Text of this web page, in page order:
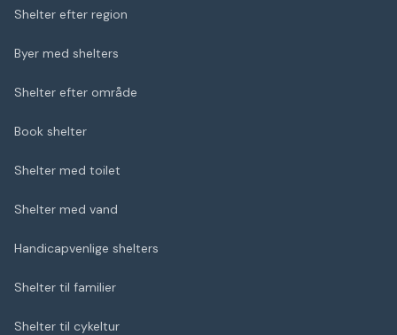
Shelter efter region
Byer med shelters
Shelter efter område
Book shelter
Shelter med toilet
Shelter med vand
Handicapvenlige shelters
Shelter til familier
Shelter til cykeltur